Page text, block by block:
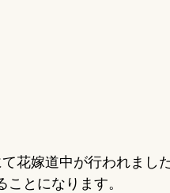
花嫁道中が行われまし
とになります。